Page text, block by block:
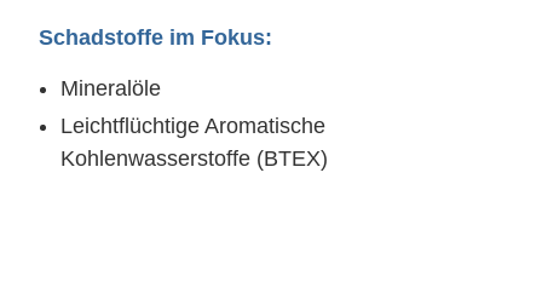
Schadstoffe im Fokus:
Mineralöle
Leichtflüchtige Aromatische
Kohlenwasserstoffe (BTEX)